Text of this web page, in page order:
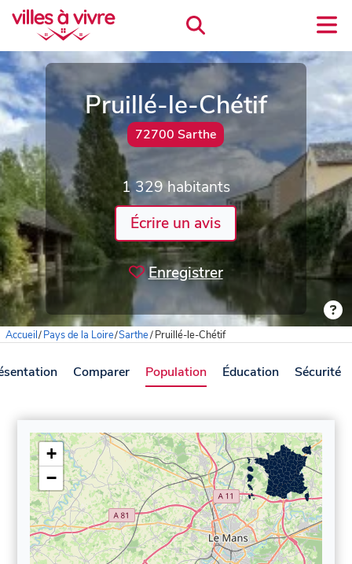
Pruillé-le-Chétif
72700 Sarthe
1 329 habitants
Écrire un avis
Enregistrer
Accueil/Pays de la Loire/Sarthe/Pruillé-le-Chétif
Comparer Population Éducation Sécurité
+
−